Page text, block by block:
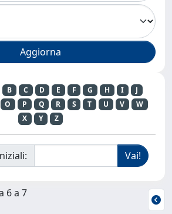
B C D E F G H I
J
O P Q R S T U V
W
X
Y Z
6 a 7